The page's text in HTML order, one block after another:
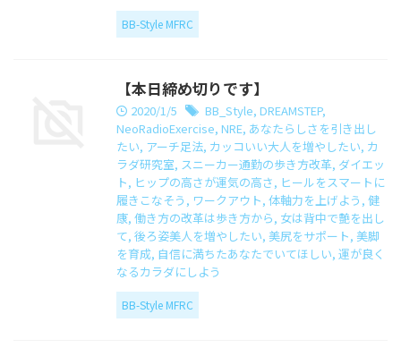
BB-Style MFRC
【本日締め切りです】
2020/1/5 BB_Style, DREAMSTEP,
NeoRadioExercise, NRE, あなたらしさを引き出し
たい, アーチ足法, カッコいい大人を増やしたい, カ
ラダ研究室, スニーカー通勤の歩き方改革, ダイエッ
ト, ヒップの高さが運気の高さ, ヒールをスマートに
履きこなそう , ワークアウト, 体軸力を上げよう , 健
康, 働き方の改革は歩き方から, 女は背中で艶を出し
て, 後ろ姿美人を増やしたい, 美尻をサポート, 美脚
を育成, 自信に満ちたあなたでいてほしい, 運が良く
なるカラダにしよう
BB-Style MFRC